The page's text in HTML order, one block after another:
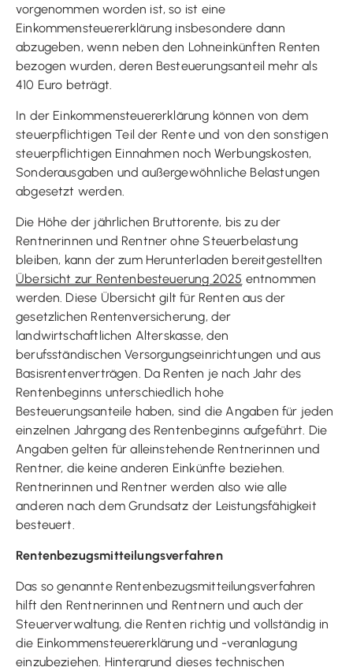
vorgenommen worden ist, so ist eine
Einkommensteuererklärung insbesondere dann
abzugeben, wenn neben den Lohneinkünften Renten
bezogen wurden, deren Besteuerungsanteil mehr als
410 Euro beträgt.
In der Einkommensteuererklärung können von dem
steuerpflichtigen Teil der Rente und von den sonstigen
steuerpflichtigen Einnahmen noch Werbungskosten,
Sonderausgaben und außergewöhnliche Belastungen
abgesetzt werden.
Die Höhe der jährlichen Bruttorente, bis zu der
Rentnerinnen und Rentner ohne Steuerbelastung
bleiben, kann der zum Herunterladen bereitgestellten
Übersicht zur Rentenbesteuerung 2025 entnommen
werden. Diese Übersicht gilt für Renten aus der
gesetzlichen Rentenversicherung, der
landwirtschaftlichen Alterskasse, den
berufsständischen Versorgungseinrichtungen und aus
Basisrentenverträgen. Da Renten je nach Jahr des
Rentenbeginns unterschiedlich hohe
Besteuerungsanteile haben, sind die Angaben für jeden
einzelnen Jahrgang des Rentenbeginns aufgeführt. Die
Angaben gelten für alleinstehende Rentnerinnen und
Rentner, die keine anderen Einkünfte beziehen.
Rentnerinnen und Rentner werden also wie alle
anderen nach dem Grundsatz der Leistungsfähigkeit
besteuert.
Rentenbezugsmitteilungsverfahren
Das so genannte Rentenbezugsmitteilungsverfahren
hilft den Rentnerinnen und Rentnern und auch der
Steuerverwaltung, die Renten richtig und vollständig in
die Einkommensteuererklärung und -veranlagung
einzubeziehen. Hintergrund dieses technischen